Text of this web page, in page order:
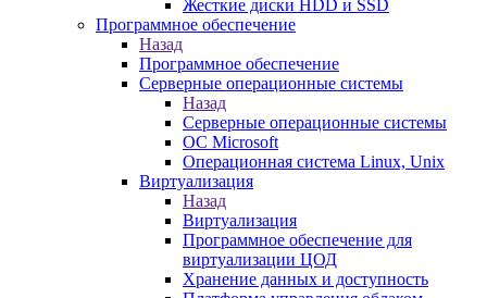
Жесткие диски HDD и SSD
Программное обеспечение
Назад
Программное обеспечение
Серверные операционные системы
Назад
Серверные операционные системы
ОС Microsoft
Операционная система Linux, Unix
Виртуализация
Назад
Виртуализация
Программное обеспечение для
виртуализации ЦОД
Хранение данных и доступность